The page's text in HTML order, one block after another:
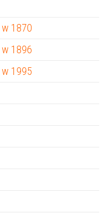
1870
1896
1995